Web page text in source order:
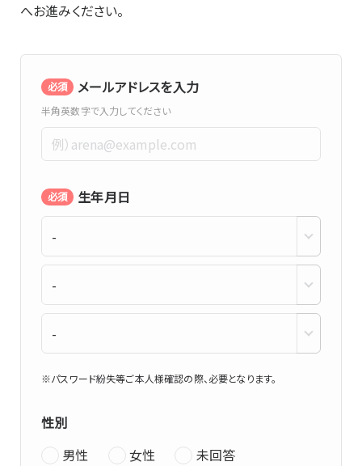
へお進みください。
必須 メールアドレスを入力
半角英数字で入力してください
必須 生年月日
※パスワード紛失等ご本人様確認の際、必要となります。
性別
男性
女性 未回答